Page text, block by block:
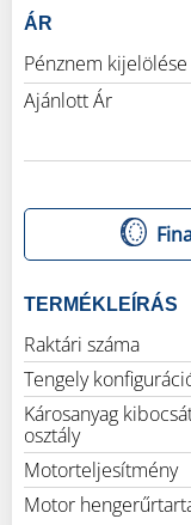
ÁR
Pénznem kijelölése
Ajánlott Ár
TERMÉKLEÍRÁS
Raktári száma
Tengely
Károsanyag
osztály
Motorteljesítmény
Motor